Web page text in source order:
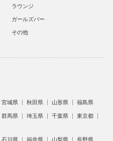
ラウンジ
ガールズバー
その他
宮城県 秋田県 山形県 福島県
群馬県 埼玉県 千葉県
東京都
石川県 福井県 山梨県 長野県